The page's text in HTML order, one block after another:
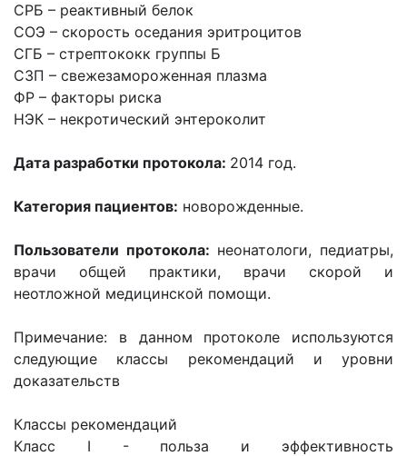
СРБ – реактивный белок
СОЭ – скорость оседания эритроцитов
СГБ – стрептококк группы Б
СЗП – свежезамороженная плазма
ФР – факторы риска
НЭК – некротический энтероколит
Дата разработки протокола: 2014 год.
Категория пациентов: новорожденные.
Пользователи протокола: неонатологи, педиатры,
врачи общей практики, врачи скорой и
неотложной медицинской помощи.
Примечание: в данном протоколе используются
следующие классы рекомендаций и уровни
доказательств
Классы рекомендаций
Класс I - польза и эффективность